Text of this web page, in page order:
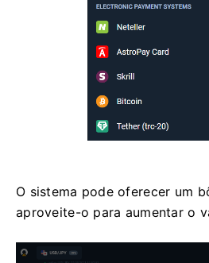
O sistema pode oferecer um
aproveite-o para aumentar o